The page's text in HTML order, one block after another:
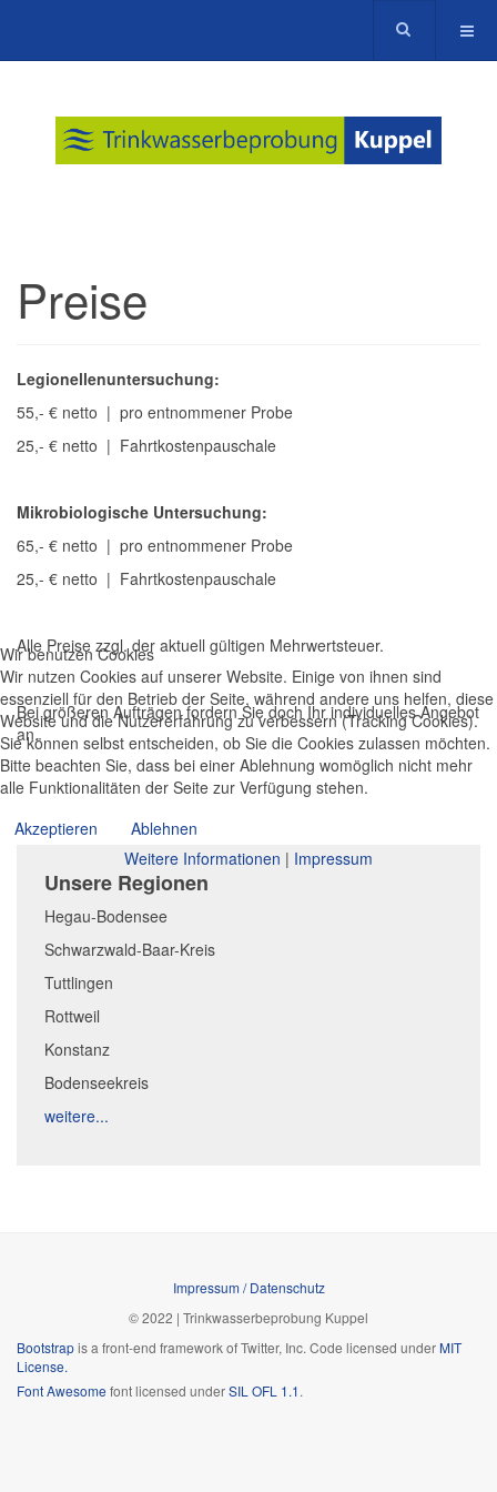
Preise
Legionellenuntersuchung:
55,- € netto | pro entnommener Probe
25,- € netto | Fahrtkostenpauschale
Mikrobiologische Untersuchung:
65,- € netto | pro entnommener Probe
25,- € netto | Fahrtkostenpauschale
Alle Preise zzgl. der aktuell gültigen Mehrwertsteuer.
Bei größeren Aufträgen fordern Sie doch Ihr individuelles Angebot
an.
Unsere Regionen
Hegau-Bodensee
Schwarzwald-Baar-Kreis
Tuttlingen
Rottweil
Konstanz
Bodenseekreis
weitere...
Impressum / Datenschutz
© 2022 | Trinkwasserbeprobung Kuppel
Bootstrapis a front-end framework of Twitter, Inc. Code licensed underMIT
License.
Font Awesome font licensed underSIL OFL 1.1.
Wir benutzen Cookies
Wir nutzen Cookies auf unserer Website. Einige von ihnen sind
essenziell für den Betrieb der Seite, während andere uns helfen, diese
Website und die Nutzererfahrung zu verbessern (Tracking Cookies).
Sie können selbst entscheiden, ob Sie die Cookies zulassen möchten.
Bitte beachten Sie, dass bei einer Ablehnung womöglich nicht mehr
alle Funktionalitäten der Seite zur Verfügung stehen.
Akzeptieren
Ablehnen
Weitere Informationen | Impressum